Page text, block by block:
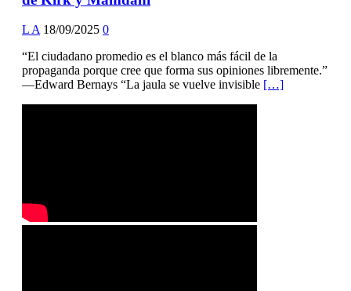
L A 18/09/2025 0
“El ciudadano promedio es el blanco más fácil de la
propaganda porque cree que forma sus opiniones libremente.”
—Edward Bernays “La jaula se vuelve invisible […]